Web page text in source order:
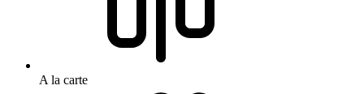
A la carte